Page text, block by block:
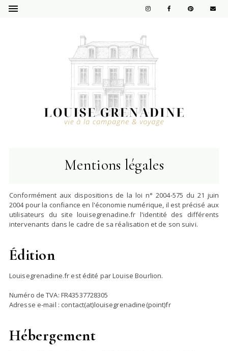
Mentions légales
Conformément aux dispositions de la loi n° 2004-575 du 21 juin
2004 pour la confiance en l'économie numérique, il est précisé aux
utilisateurs du site louisegrenadine.fr l'identité des différents
intervenants dans le cadre de sa réalisation et de son suivi.
Édition
Louisegrenadine.fr est édité par Louise Bourlion.
Numéro de TVA: FR43537728305
Adresse e-mail : contact(at)louisegrenadine(point)fr
Hébergement